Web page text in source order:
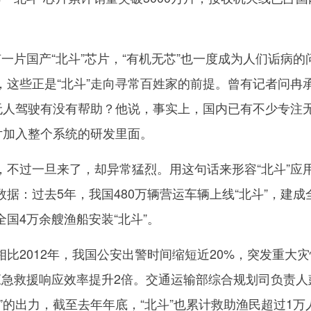
产“北斗”芯片，“有机无芯”也一度成为人们诟病的
些正是“北斗”走向寻常百姓家的前提。曾有记者问冉
驾驶有没有帮助？他说，事实上，国内已有不少专注
入整个系统的研发里面。
一旦来了，却异常猛烈。用这句话来形容“北斗”应
：过去5年，我国480万辆营运车辆上线“北斗”，建成
4万余艘渔船安装“北斗”。
年，我国公安出警时间缩短近20%，突发重大
救援响应效率提升2倍。交通运输部综合规划司负责
出力，截至去年年底，“北斗”也累计救助渔民超过1万